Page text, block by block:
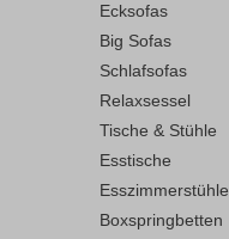
Ecksofas
Big Sofas
Schlafsofas
Relaxsessel
Tische & Stühle
Esstische
Esszimmerstühle
Boxspringbetten